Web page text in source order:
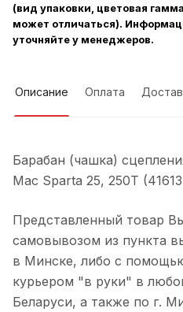
(вид упаковки, цветовая
может отличаться).
уточняйте у менеджеров.
Описание Оплата
Барабан (чашка)
Mac Sparta 25, 250T
Представленный товар
самовывозом из пункта
в Минске, либо с
курьером "в руки" в
Беларуси, а также по г.